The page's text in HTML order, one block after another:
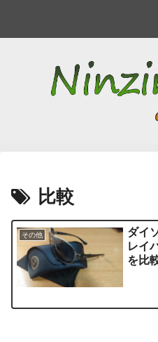
比較
その他
ダイ
レイ
を比